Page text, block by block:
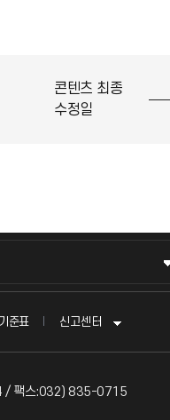
콘텐츠 최종
수정일
준표 신고센터
/ 팩스:032) 835-0715